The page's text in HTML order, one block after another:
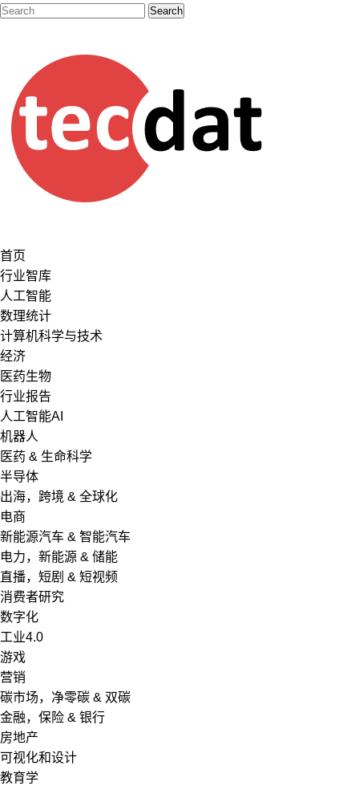
首页
行业智库
人工智能
数理统计
计算机科学与技术
经济
医药生物
行业报告
人工智能AI
机器人
医药 & 生命科学
半导体
出海，跨境 & 全球化
电商
新能源汽车 & 智能汽车
电力，新能源 & 储能
直播，短剧 & 短视频
消费者研究
数字化
工业4.0
游戏
营销
碳市场，净零碳 & 双碳
金融，保险 & 银行
房地产
可视化和设计
教育学